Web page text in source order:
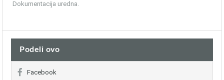
Dokumentacija uredna.
Podeli ovo
Facebook